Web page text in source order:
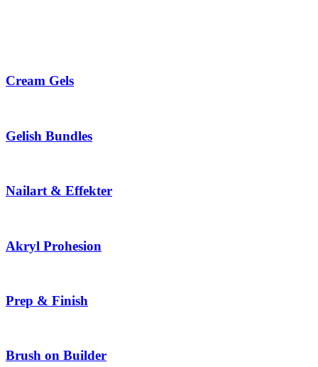
Cream Gels
Gelish Bundles
Nailart & Effekter
Akryl Prohesion
Prep & Finish
Brush on Builder